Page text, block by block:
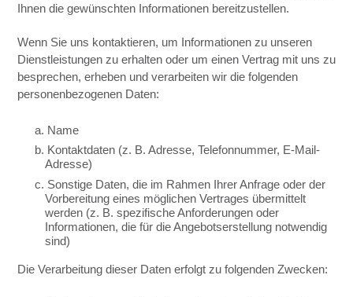
Ihnen die gewünschten Informationen bereitzustellen.
Wenn Sie uns kontaktieren, um Informationen zu unseren
Dienstleistungen zu erhalten oder um einen Vertrag mit uns zu
besprechen, erheben und verarbeiten wir die folgenden
personenbezogenen Daten:
a. Name
b. Kontaktdaten (z. B. Adresse, Telefonnummer, E-Mail-
Adresse)
c. Sonstige Daten, die im Rahmen Ihrer Anfrage oder der
Vorbereitung eines möglichen Vertrages übermittelt
werden (z. B. spezifische Anforderungen oder
Informationen, die für die Angebotserstellung notwendig
sind)
Die Verarbeitung dieser Daten erfolgt zu folgenden Zwecken: